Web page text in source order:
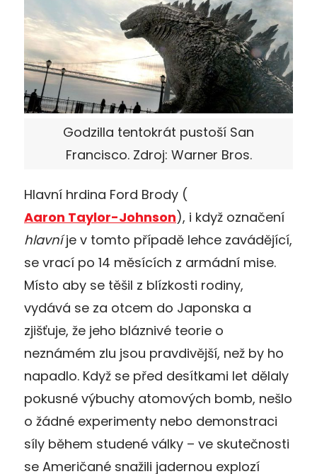
Godzilla tentokrát pustoší San
Francisco. Zdroj: Warner Bros.
Hlavní hrdina Ford Brody (
Aaron Taylor-Johnson), i když označení
hlavníje v tomto případě lehce zavádějící,
se vrací po 14 měsících z armádní mise.
Místo aby se těšil z blízkosti rodiny,
vydává se za otcem do Japonska a
zjišťuje, že jeho bláznivé teorie o
neznámém zlu jsou pravdivější, než by ho
napadlo. Když se před desítkami let dělaly
pokusné výbuchy atomových bomb, nešlo
o žádné experimenty nebo demonstraci
síly během studené války – ve skutečnosti
se Američané snažili jadernou explozí